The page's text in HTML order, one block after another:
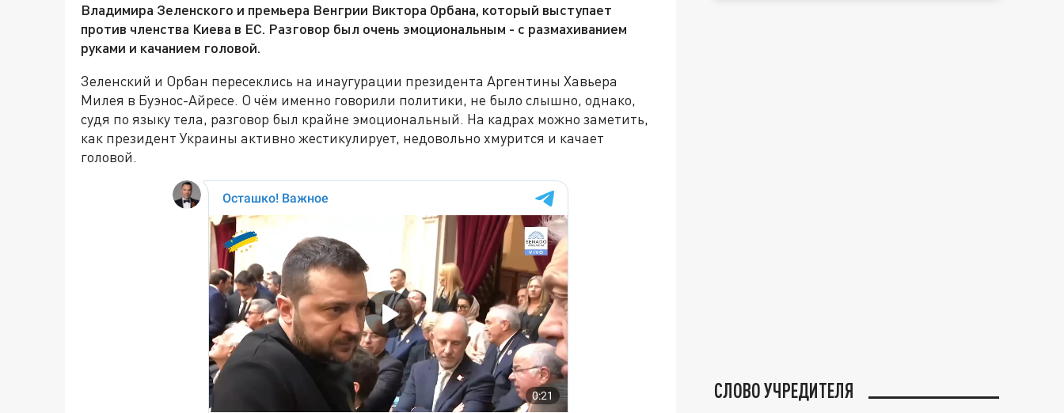
Владимира Зеленского и премьера Венгрии Виктора Орбана, который выступает
против членства Киева в ЕС. Разговор был очень эмоциональным - с размахиванием
руками и качанием головой.
Зеленский и Орбан пересеклись на инаугурации президента Аргентины Хавьера
Милея в Буэнос-Айресе. О чём именно говорили политики, не было слышно, однако,
судя по языку тела, разговор был крайне эмоциональный. На кадрах можно заметить,
как президент Украины активно жестикулирует, недовольно хмурится и качает
головой.
СЛОВО УЧРЕДИТЕЛЯ